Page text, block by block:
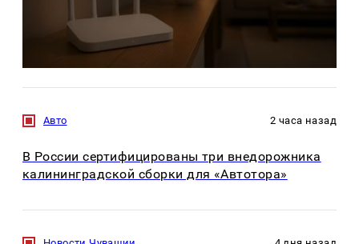
Авто 2 часа назад
В России сертифицированы три внедорожника
калининградской сборки для «Автотора»